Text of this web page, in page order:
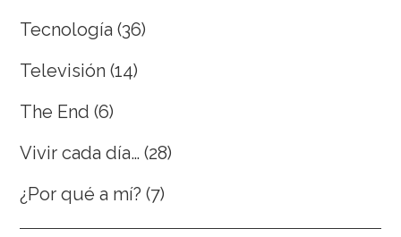
Tecnología (36)
Televisión (14)
The End (6)
Vivir cada día… (28)
¿Por qué a mí? (7)